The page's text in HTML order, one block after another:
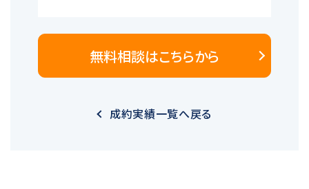
無料相談はこちらから
成約実績一覧へ戻る